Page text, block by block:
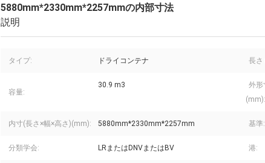
5880mm*2330mm*2257mmの内部寸法
説明
タイプ: ドライコンテナ 長さ
容量:
30.9 m3
外形
(mm):
内寸(長さ×幅×高さ)(mm): 5880mm*2330mm*2257mm 基準:
分類学会: LRまたはDNVまたはBV 港: